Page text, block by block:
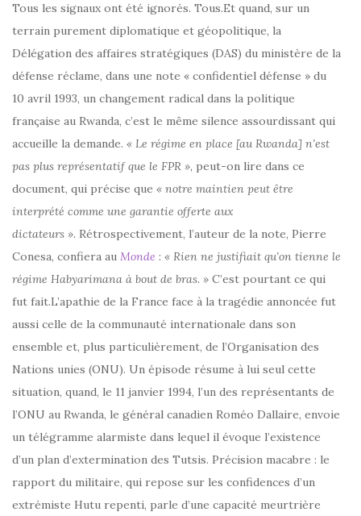
Tous les signaux ont été ignorés. Tous.Et quand, sur un
terrain purement diplomatique et géopolitique, la
Délégation des affaires stratégiques (DAS) du ministère de la
défense réclame, dans une note « confidentiel défense » du
10 avril 1993, un changement radical dans la politique
française au Rwanda, c’est le même silence assourdissant qui
accueille la demande. « Le régime en place [au Rwanda] n’est
pas plus représentatif que le FPR », peut-on lire dans ce
document, qui précise que « notre maintien peut être
interprété comme une garantie offerte aux
dictateurs ». Rétrospectivement, l’auteur de la note, Pierre
Conesa, confiera au Monde : « Rien ne justifiait qu’on tienne le
régime Habyarimana à bout de bras. » C’est pourtant ce qui
fut fait.L’apathie de la France face à la tragédie annoncée fut
aussi celle de la communauté internationale dans son
ensemble et, plus particulièrement, de l’Organisation des
Nations unies (ONU). Un épisode résume à lui seul cette
situation, quand, le 11 janvier 1994, l’un des représentants de
l’ONU au Rwanda, le général canadien Roméo Dallaire, envoie
un télégramme alarmiste dans lequel il évoque l’existence
d’un plan d’extermination des Tutsis. Précision macabre : le
rapport du militaire, qui repose sur les confidences d’un
extrémiste Hutu repenti, parle d’une capacité meurtrière